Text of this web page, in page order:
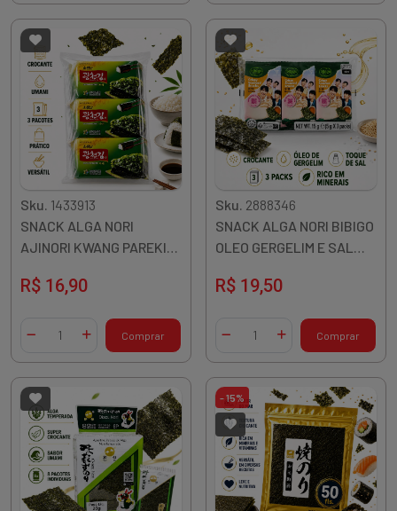
Sku. 1433913
SNACK ALGA NORI
AJINORI KWANG PAREKIM
R$ 16,90
Diminuir QuantidadeAdicionar Quantidade
Comprar
Sku. 2888346
SNACK ALGA NORI BIBIGO
OLEO GERGELIM E SAL
R$ 19,50
Diminuir QuantidadeAdicionar Quantidade
Comprar
- 15%